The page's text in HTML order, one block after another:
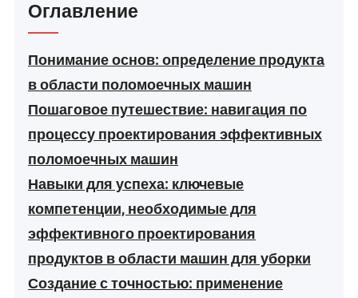
Оглавление
Понимание основ: определение продукта
в области поломоечных машин
Пошаговое путешествие: навигация по
процессу проектирования эффективных
поломоечных машин
Навыки для успеха: ключевые
компетенции, необходимые для
эффективного проектирования
продуктов в области машин для уборки
Создание с точностью: применение